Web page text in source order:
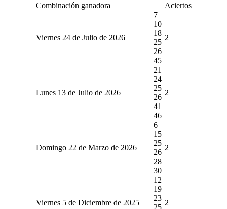
Combinación ganadora Aciertos
Viernes 24 de Julio de 2026
7
10
18
25
26
45
2
Lunes 13 de Julio de 2026
21
24
25
26
41
46
2
Domingo 22 de Marzo de 2026
6
15
25
26
28
30
2
Viernes 5 de Diciembre de 2025
12
19
23
25
2